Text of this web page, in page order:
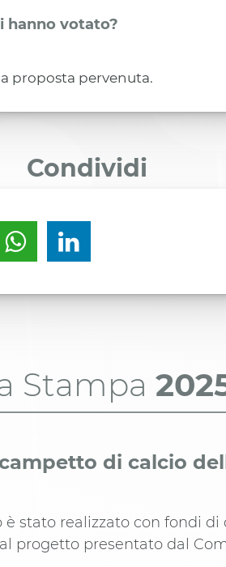
hanno votato?
proposta pervenuta.
Condividi
Stampa
di calcio
è stato realizzato con fondi di
progetto presentato dal